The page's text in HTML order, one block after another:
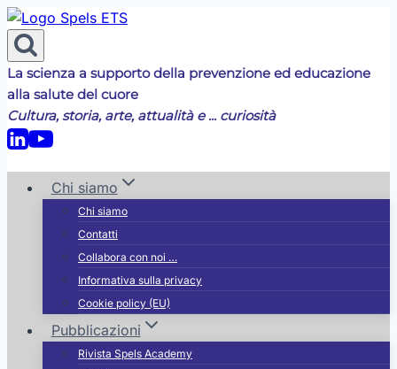
Salta
al
contenuto
La scienza a supporto della prevenzione ed educazione
alla salute del cuore
Cultura, storia, arte, attualità e ... curiosità
Chi siamo
Chi siamo
Contatti
Collabora con noi …
Informativa sulla privacy
Cookie policy (EU)
Pubblicazioni
Rivista Spels Academy